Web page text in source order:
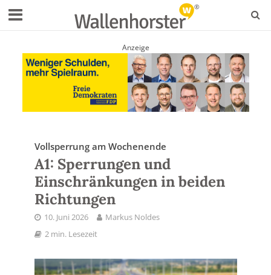
Anzeige
Vollsperrung am Wochenende
A1: Sperrungen und
Einschränkungen in beiden
Richtungen
10. Juni 2026
Markus Noldes
2 min. Lesezeit